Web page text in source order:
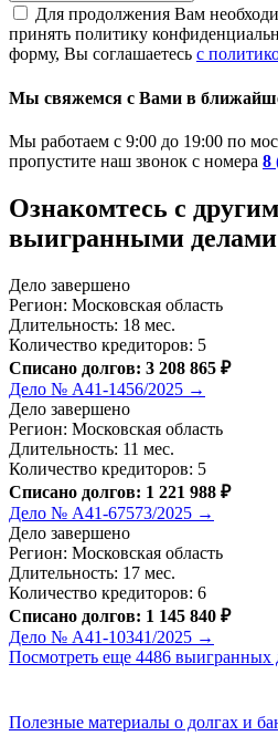
Для продолжения Вам
принять политику
форму, Вы соглашаетесь с
Мы свяжемся с Вами в
Мы работаем с 9:00 до 19:00 по
пропустите наш звонок с номера 8
Ознакомтесь c
выигранными делами
Дело завершено
Регион: Московская область
Длительность: 18 мес.
Количество кредиторов: 5
Списано долгов: 3 208 865 ₽
Дело № А41-1456/2025 →
Дело завершено
Регион: Московская область
Длительность: 11 мес.
Количество кредиторов: 5
Списано долгов: 1 221 988 ₽
Дело № А41-67573/2025 →
Дело завершено
Регион: Московская область
Длительность: 17 мес.
Количество кредиторов: 6
Списано долгов: 1 145 840 ₽
Дело № А41-10341/2025 →
Посмотреть еще 4486 выигранных
Полезные материалы о долгах и